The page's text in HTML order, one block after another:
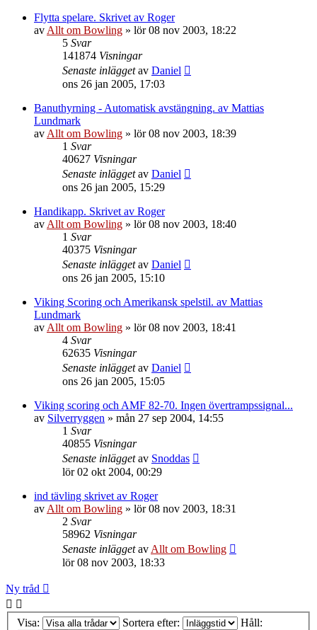
Flytta spelare. Skrivet av Roger
av Allt om Bowling » lör 08 nov 2003, 18:22
5 Svar
141874 Visningar
Senaste inläggetav Daniel
ons 26 jan 2005, 17:03
Banuthyrning - Automatisk avstängning. av Mattias
Lundmark
av Allt om Bowling » lör 08 nov 2003, 18:39
1 Svar
40627 Visningar
Senaste inläggetav Daniel
ons 26 jan 2005, 15:29
Handikapp. Skrivet av Roger
av Allt om Bowling » lör 08 nov 2003, 18:40
1 Svar
40375 Visningar
Senaste inläggetav Daniel
ons 26 jan 2005, 15:10
Viking Scoring och Amerikansk spelstil. av Mattias
Lundmark
av Allt om Bowling » lör 08 nov 2003, 18:41
4 Svar
62635 Visningar
Senaste inläggetav Daniel
ons 26 jan 2005, 15:05
Viking scoring och AMF 82-70. Ingen övertrampssignal...
av Silverryggen » mån 27 sep 2004, 14:55
1 Svar
40855 Visningar
Senaste inläggetav Snoddas
lör 02 okt 2004, 00:29
ind tävling skrivet av Roger
av Allt om Bowling » lör 08 nov 2003, 18:31
2 Svar
58962 Visningar
Senaste inläggetav Allt om Bowling
lör 08 nov 2003, 18:33
Ny tråd
Visa: Sortera efter: Håll: